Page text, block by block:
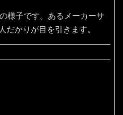
様子です。あるメーカーサ
だかりが目を引きます。